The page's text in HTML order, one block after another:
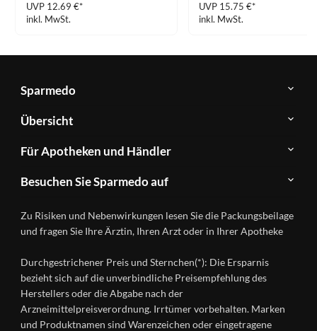
UVP 12.69 €*
inkl. MwSt.
UVP 15.75 €*
inkl. MwSt.
Sparmedo
Über
Sparmedo
FAQ
Kontakt
Datenschutz
Nutzungsbedingungen
Übersicht
Herstellerverzeichnis
Produkte
A-
Ratgeber
Wirkstoffe
Gesundheitsmagazin
Für Apotheken und Händler
&
Händlerlogin
Besuchen Sie Sparmedo auf
Instagram
Zu Risiken und Nebenwirkungen lesen Sie die Packungsbeilage
und fragen Sie Ihre Ärztin, Ihren Arzt oder in Ihrer Apotheke
Durchgestrichener Preis und Sternchen(*): Die Ersparnis
bezieht sich auf die unverbindliche Preisempfehlung des
Herstellers oder die Abgabe nach der
Arzneimittelpreisverordnung. Irrtümer vorbehalten. Marken
und Produktnamen sind Warenzeichen oder eingetragene